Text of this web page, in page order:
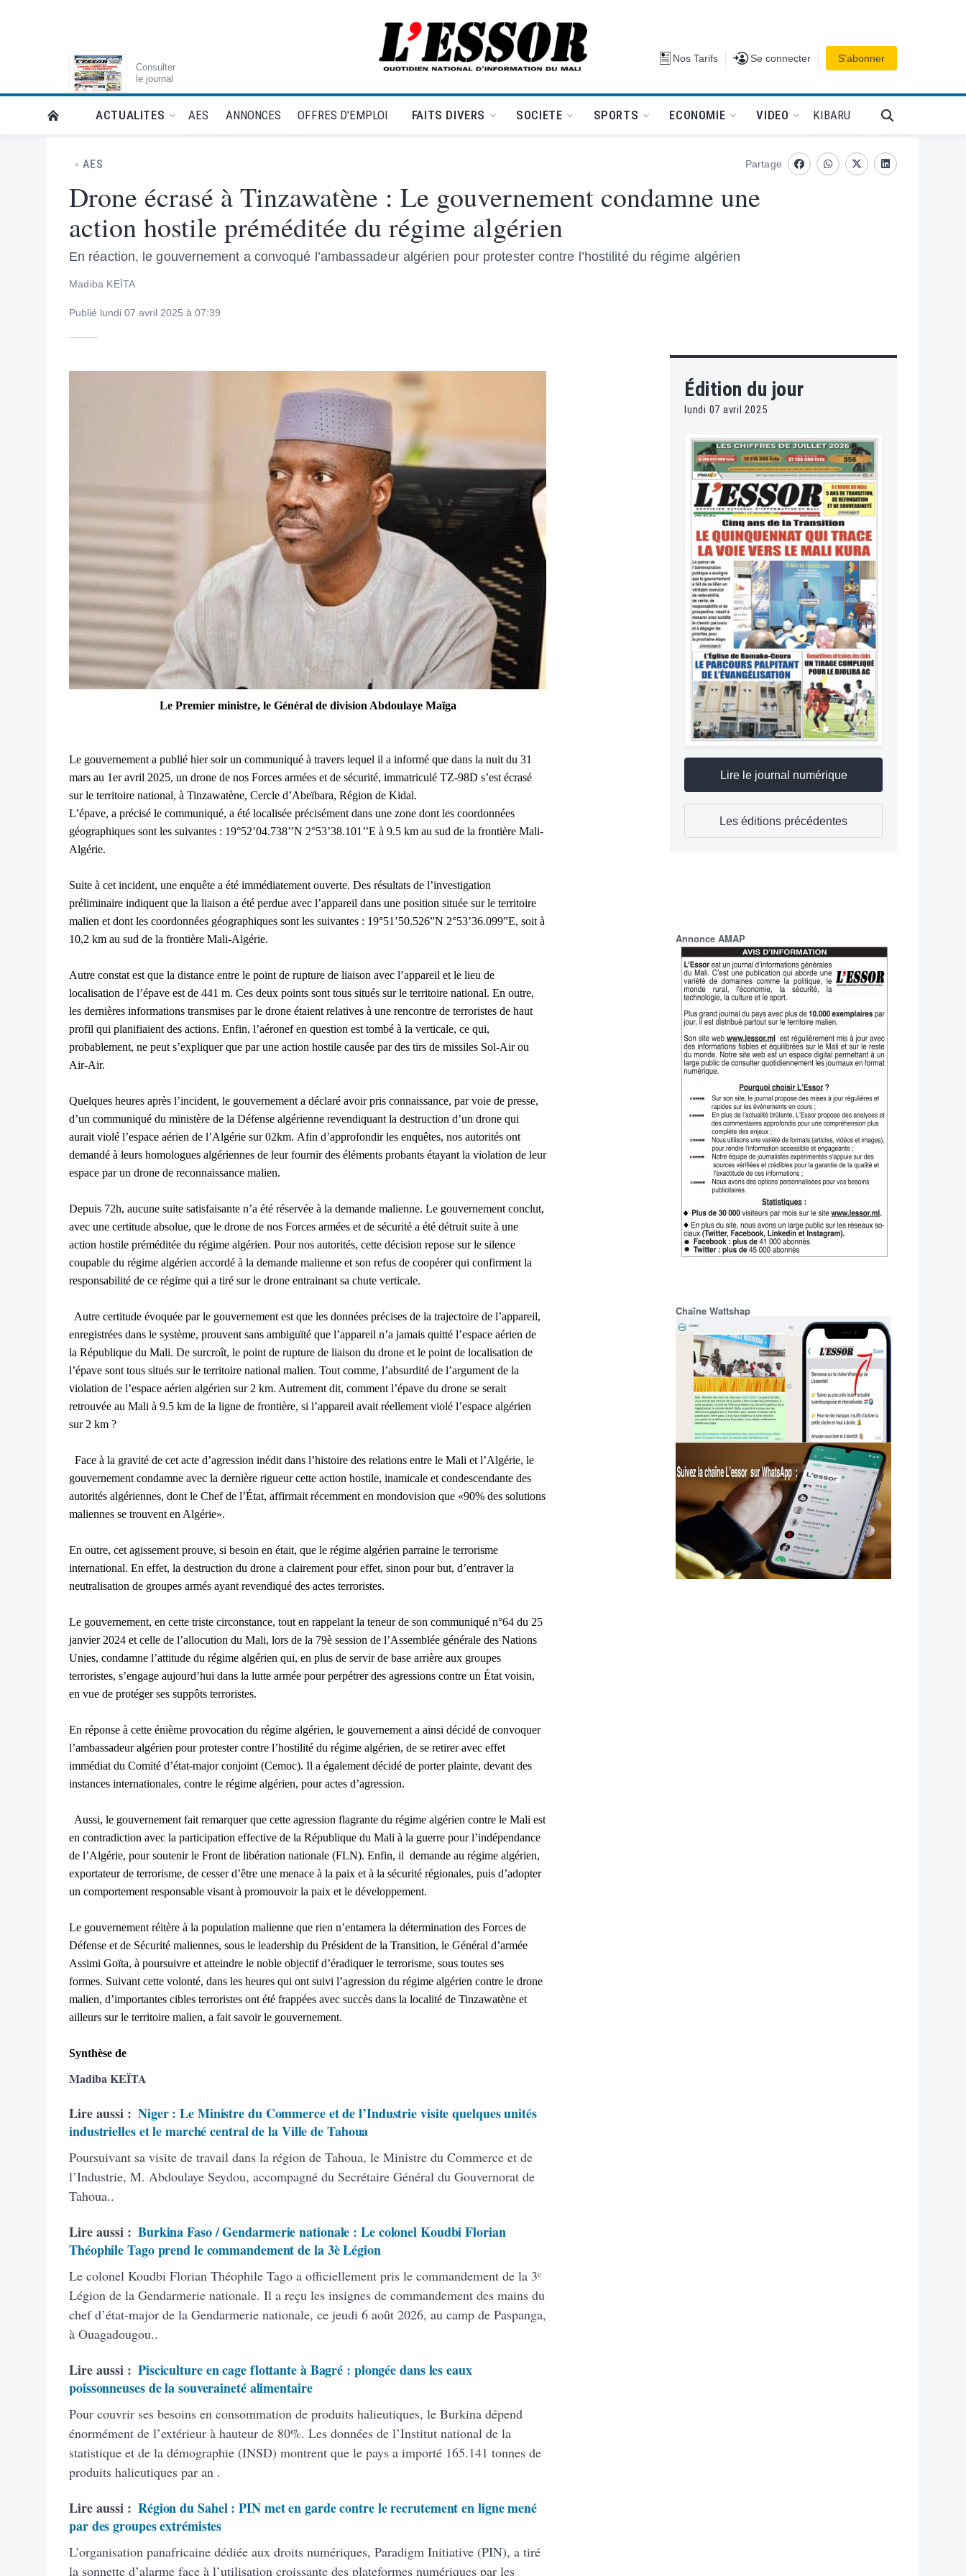
Consulter
le journal
L'Essor - retour à la une Nos Tarifs Se connecter
Se connecter S’abonner
RETOUR À LA PAGE D’ACCUEIL DE L'ESSOR
ACTUALITES AES ANNONCES OFFRES D'EMPLOI FAITS DIVERS SOCIETE SPORTS ECONOMIE VIDEO KIBARU
AES
Drone écrasé à Tinzawatène : Le gouvernement condamne une
action hostile préméditée du régime algérien
En réaction, le gouvernement a convoqué l’ambassadeur algérien pour protester contre l’hostilité du régime algérien
Madiba KEÏTA
Publié lundi 07 avril 2025 à 07:39
Partage
FacebookwhatsappTwitterLinkedin
Le Premier ministre, le Général de division Abdoulaye Maïga
Le gouvernement a publié hier soir un communiqué à travers lequel il a informé que dans la nuit du 31
mars au 1er avril 2025, un drone de nos Forces armées et de sécurité, immatriculé TZ-98D s’est écrasé
sur le territoire national, à Tinzawatène, Cercle d’Abeïbara, Région de Kidal.
L’épave, a précisé le communiqué, a été localisée précisément dans une zone dont les coordonnées
géographiques sont les suivantes : 19°52’04.738’’N 2°53’38.101’’E à 9.5 km au sud de la frontière Mali-
Algérie.
Suite à cet incident, une enquête a été immédiatement ouverte. Des résultats de l’investigation
préliminaire indiquent que la liaison a été perdue avec l’appareil dans une position située sur le territoire
malien et dont les coordonnées géographiques sont les suivantes : 19°51’50.526”N 2°53’36.099”E, soit à
10,2 km au sud de la frontière Mali-Algérie.
Autre constat est que la distance entre le point de rupture de liaison avec l’appareil et le lieu de
localisation de l’épave est de 441 m. Ces deux points sont tous situés sur le territoire national. En outre,
les dernières informations transmises par le drone étaient relatives à une rencontre de terroristes de haut
profil qui planifiaient des actions. Enfin, l’aéronef en question est tombé à la verticale, ce qui,
probablement, ne peut s’expliquer que par une action hostile causée par des tirs de missiles Sol-Air ou
Air-Air.
Quelques heures après l’incident, le gouvernement a déclaré avoir pris connaissance, par voie de presse,
d’un communiqué du ministère de la Défense algérienne revendiquant la destruction d’un drone qui
aurait violé l’espace aérien de l’Algérie sur 02km. Afin d’approfondir les enquêtes, nos autorités ont
demandé à leurs homologues algériennes de leur fournir des éléments probants étayant la violation de leur
espace par un drone de reconnaissance malien.
Depuis 72h, aucune suite satisfaisante n’a été réservée à la demande malienne. Le gouvernement conclut,
avec une certitude absolue, que le drone de nos Forces armées et de sécurité a été détruit suite à une
action hostile préméditée du régime algérien. Pour nos autorités, cette décision repose sur le silence
coupable du régime algérien accordé à la demande malienne et son refus de coopérer qui confirment la
responsabilité de ce régime qui a tiré sur le drone entrainant sa chute verticale.
Autre certitude évoquée par le gouvernement est que les données précises de la trajectoire de l’appareil,
enregistrées dans le système, prouvent sans ambiguïté que l’appareil n’a jamais quitté l’espace aérien de
la République du Mali. De surcroît, le point de rupture de liaison du drone et le point de localisation de
l’épave sont tous situés sur le territoire national malien. Tout comme, l’absurdité de l’argument de la
violation de l’espace aérien algérien sur 2 km. Autrement dit, comment l’épave du drone se serait
retrouvée au Mali à 9.5 km de la ligne de frontière, si l’appareil avait réellement violé l’espace algérien
sur 2 km ?
Face à la gravité de cet acte d’agression inédit dans l’histoire des relations entre le Mali et l’Algérie, le
gouvernement condamne avec la dernière rigueur cette action hostile, inamicale et condescendante des
autorités algériennes, dont le Chef de l’État, affirmait récemment en mondovision que «90% des solutions
maliennes se trouvent en Algérie».
En outre, cet agissement prouve, si besoin en était, que le régime algérien parraine le terrorisme
international. En effet, la destruction du drone a clairement pour effet, sinon pour but, d’entraver la
neutralisation de groupes armés ayant revendiqué des actes terroristes.
Le gouvernement, en cette triste circonstance, tout en rappelant la teneur de son communiqué n°64 du 25
janvier 2024 et celle de l’allocution du Mali, lors de la 79è session de l’Assemblée générale des Nations
Unies, condamne l’attitude du régime algérien qui, en plus de servir de base arrière aux groupes
terroristes, s’engage aujourd’hui dans la lutte armée pour perpétrer des agressions contre un État voisin,
en vue de protéger ses suppôts terroristes.
En réponse à cette énième provocation du régime algérien, le gouvernement a ainsi décidé de convoquer
l’ambassadeur algérien pour protester contre l’hostilité du régime algérien, de se retirer avec effet
immédiat du Comité d’état-major conjoint (Cemoc). Il a également décidé de porter plainte, devant des
instances internationales, contre le régime algérien, pour actes d’agression.
Aussi, le gouvernement fait remarquer que cette agression flagrante du régime algérien contre le Mali est
en contradiction avec la participation effective de la République du Mali à la guerre pour l’indépendance
de l’Algérie, pour soutenir le Front de libération nationale (FLN). Enfin, il demande au régime algérien,
exportateur de terrorisme, de cesser d’être une menace à la paix et à la sécurité régionales, puis d’adopter
un comportement responsable visant à promouvoir la paix et le développement.
Le gouvernement réitère à la population malienne que rien n’entamera la détermination des Forces de
Défense et de Sécurité maliennes, sous le leadership du Président de la Transition, le Général d’armée
Assimi Goïta, à poursuivre et atteindre le noble objectif d’éradiquer le terrorisme, sous toutes ses
formes. Suivant cette volonté, dans les heures qui ont suivi l’agression du régime algérien contre le drone
malien, d’importantes cibles terroristes ont été frappées avec succès dans la localité de Tinzawatène et
ailleurs sur le territoire malien, a fait savoir le gouvernement.
Synthèse de
Madiba KEÏTA
Lire aussi : Niger : Le Ministre du Commerce et de l’Industrie visite quelques unités
industrielles et le marché central de la Ville de Tahoua
Poursuivant sa visite de travail dans la région de Tahoua, le Ministre du Commerce et de
l’Industrie, M. Abdoulaye Seydou, accompagné du Secrétaire Général du Gouvernorat de
Tahoua..
Lire aussi : Burkina Faso / Gendarmerie nationale : Le colonel Koudbi Florian
Théophile Tago prend le commandement de la 3è Légion
Le colonel Koudbi Florian Théophile Tago a officiellement pris le commandement de la 3ᵉ
Légion de la Gendarmerie nationale. Il a reçu les insignes de commandement des mains du
chef d’état-major de la Gendarmerie nationale, ce jeudi 6 août 2026, au camp de Paspanga,
à Ouagadougou..
Lire aussi : Pisciculture en cage flottante à Bagré : plongée dans les eaux
poissonneuses de la souveraineté alimentaire
Pour couvrir ses besoins en consommation de produits halieutiques, le Burkina dépend
énormément de l’extérieur à hauteur de 80%. Les données de l’Institut national de la
statistique et de la démographie (INSD) montrent que le pays a importé 165.141 tonnes de
produits halieutiques par an .
Lire aussi : Région du Sahel : PIN met en garde contre le recrutement en ligne mené
par des groupes extrémistes
L’organisation panafricaine dédiée aux droits numériques, Paradigm Initiative (PIN), a tiré
la sonnette d’alarme face à l’utilisation croissante des plateformes numériques par les
Édition du jour
lundi 07 avril 2025
Lire le journal numérique
Les éditions précédentes
Annonce AMAP
Chaîne Wattshap